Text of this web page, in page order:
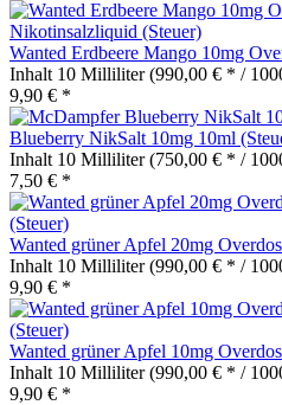
Wanted Erdbeere Mango 10mg
Inhalt 10 Milliliter(990,00 € * /
9,90 € *
Blueberry NikSalt 10mg 10ml
Inhalt 10 Milliliter(750,00 € * /
7,50 € *
Wanted grüner Apfel 20mg
Inhalt 10 Milliliter(990,00 € * /
9,90 € *
Wanted grüner Apfel 10mg
Inhalt 10 Milliliter(990,00 € * /
9,90 € *